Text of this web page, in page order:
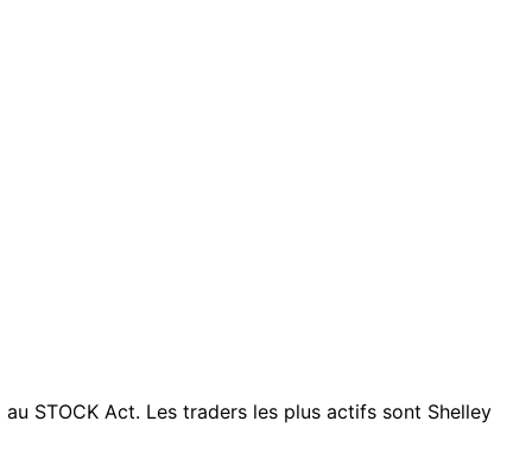
STOCK Act. Les traders les plus actifs sont Shelley